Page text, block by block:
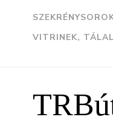
VITRINEK,